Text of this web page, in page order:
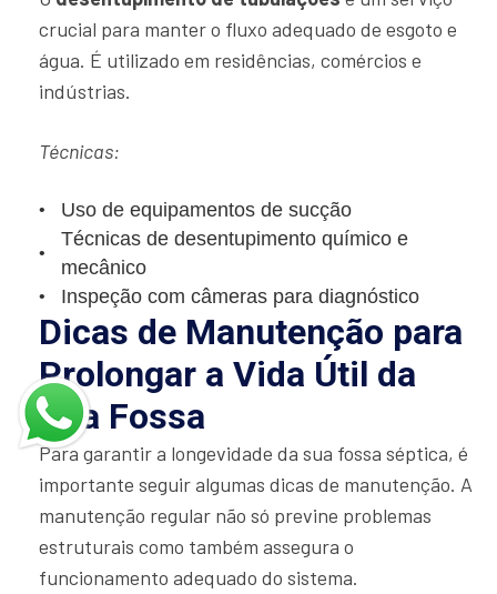
crucial para manter o fluxo adequado de esgoto e
água. É utilizado em residências, comércios e
indústrias.
Técnicas:
Uso de equipamentos de sucção
Técnicas de desentupimento químico e
mecânico
Inspeção com câmeras para diagnóstico
Dicas de Manutenção para
Prolongar a Vida Útil da
Sua Fossa
Para garantir a longevidade da sua fossa séptica, é
importante seguir algumas dicas de manutenção. A
manutenção regular não só previne problemas
estruturais como também assegura o
funcionamento adequado do sistema.